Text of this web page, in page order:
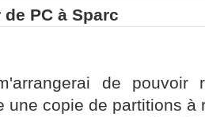
de PC à Sparc
de pouvoir
une copie de partitions à